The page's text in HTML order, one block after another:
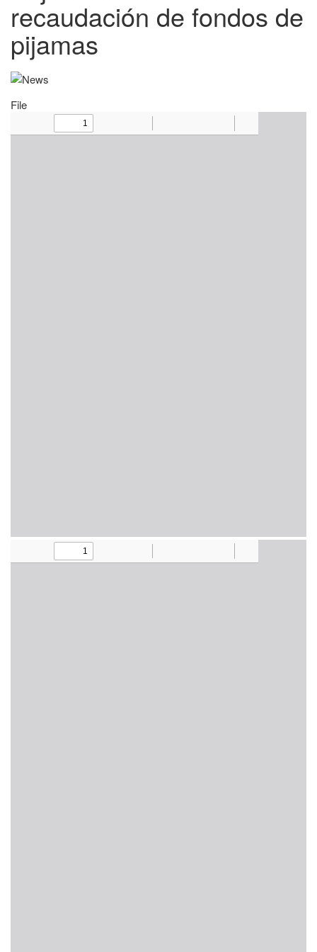
recaudación de fondos de
pijamas
File